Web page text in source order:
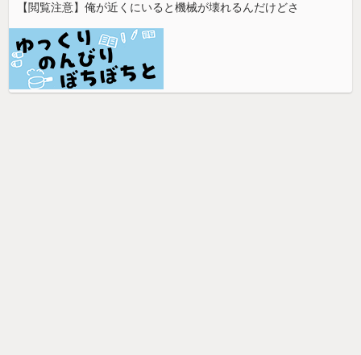
【閲覧注意】俺が近くにいると機械が壊れるんだけどさ